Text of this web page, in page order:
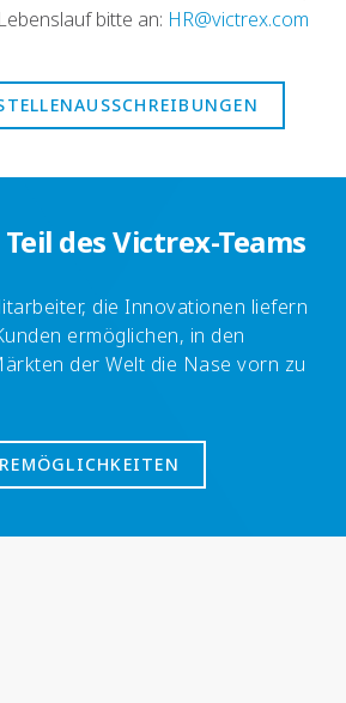
bitte an: HR@victrex.com
des Victrex-Teams
die Innovationen liefern
ermöglichen, in den
der Welt die Nase vorn zu